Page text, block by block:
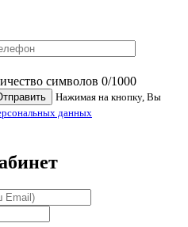
символов 0/1000
Нажимая на кнопку, Вы
данных